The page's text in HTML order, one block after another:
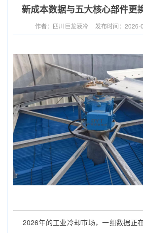
新成本数据与五大核心部件更
作者：四川巨龙液冷 发布时间：2026-
2026年的工业冷却市场，一组数据正